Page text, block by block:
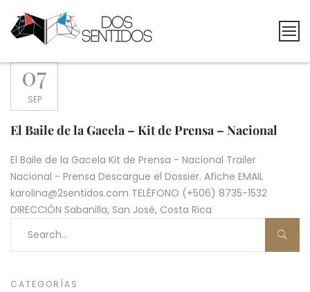
content
Dos
Sentidos
Producciones
07
SEP
El Baile de la Gacela – Kit de Prensa – Nacional
El Baile de la Gacela Kit de Prensa - Nacional Trailer
Nacional - Prensa Descargue el Dossier. Afiche EMAIL
karolina@2sentidos.com TELÉFONO (+506) 8735-1532
DIRECCIÓN Sabanilla, San José, Costa Rica
CATEGORÍAS